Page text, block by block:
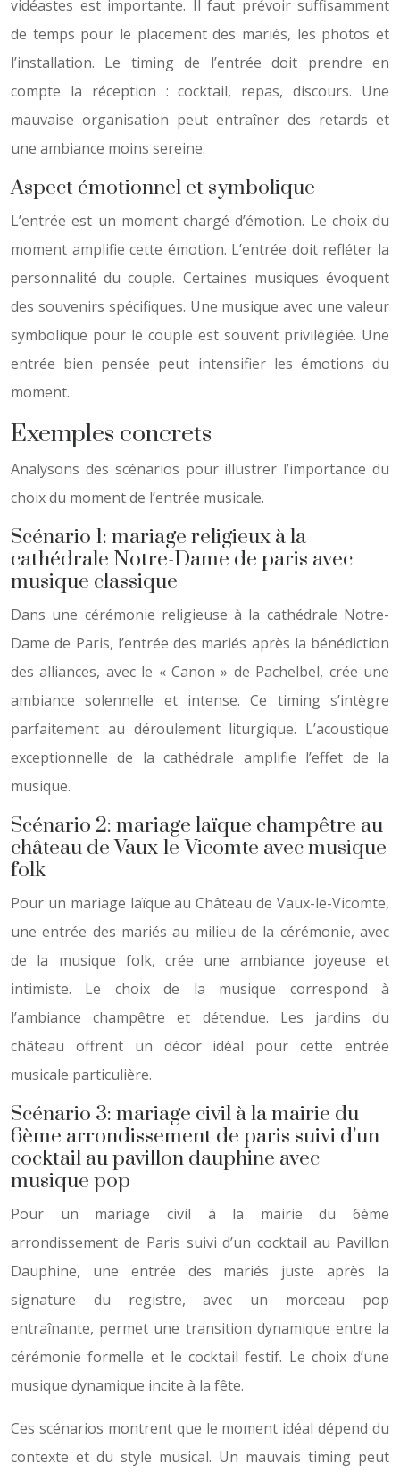
vidéastes est importante. Il faut prévoir suffisamment
de temps pour le placement des mariés, les photos et
l’installation. Le timing de l’entrée doit prendre en
compte la réception : cocktail, repas, discours. Une
mauvaise organisation peut entraîner des retards et
une ambiance moins sereine.
Aspect émotionnel et symbolique
L’entrée est un moment chargé d’émotion. Le choix du
moment amplifie cette émotion. L’entrée doit refléter la
personnalité du couple. Certaines musiques évoquent
des souvenirs spécifiques. Une musique avec une valeur
symbolique pour le couple est souvent privilégiée. Une
entrée bien pensée peut intensifier les émotions du
moment.
Exemples concrets
Analysons des scénarios pour illustrer l’importance du
choix du moment de l’entrée musicale.
Scénario 1: mariage religieux à la
cathédrale Notre-Dame de paris avec
musique classique
Dans une cérémonie religieuse à la cathédrale Notre-
Dame de Paris, l’entrée des mariés après la bénédiction
des alliances, avec le « Canon » de Pachelbel, crée une
ambiance solennelle et intense. Ce timing s’intègre
parfaitement au déroulement liturgique. L’acoustique
exceptionnelle de la cathédrale amplifie l’effet de la
musique.
Scénario 2: mariage laïque champêtre au
château de Vaux-le-Vicomte avec musique
folk
Pour un mariage laïque au Château de Vaux-le-Vicomte,
une entrée des mariés au milieu de la cérémonie, avec
de la musique folk, crée une ambiance joyeuse et
intimiste. Le choix de la musique correspond à
l’ambiance champêtre et détendue. Les jardins du
château offrent un décor idéal pour cette entrée
musicale particulière.
Scénario 3: mariage civil à la mairie du
6ème arrondissement de paris suivi d’un
cocktail au pavillon dauphine avec
musique pop
Pour un mariage civil à la mairie du 6ème
arrondissement de Paris suivi d’un cocktail au Pavillon
Dauphine, une entrée des mariés juste après la
signature du registre, avec un morceau pop
entraînante, permet une transition dynamique entre la
cérémonie formelle et le cocktail festif. Le choix d’une
musique dynamique incite à la fête.
Ces scénarios montrent que le moment idéal dépend du
contexte et du style musical. Un mauvais timing peut